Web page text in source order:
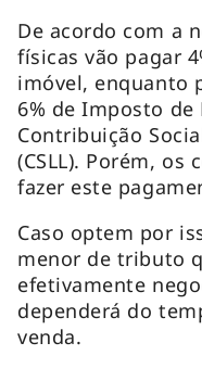
De acordo com a
físicas vão pagar
imóvel, enquanto
6% de Imposto de
Contribuição
(CSLL). Porém,
fazer este
Caso optem por
menor de tributo
efetivamente
dependerá do
venda.